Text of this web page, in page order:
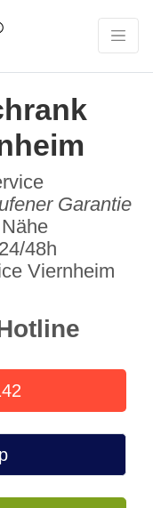
Garantie
48h
Viernheim